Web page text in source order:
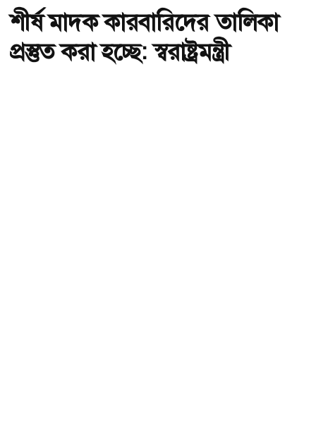
শীর্ষ মাদক কারবারিদের তালিকা
প্রস্তুত করা হচ্ছে: স্বরাষ্ট্রমন্ত্রী